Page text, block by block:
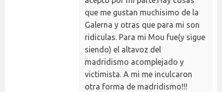
que me gustan muchisimo de la
Galerna y otras que para mi son
ridiculas. Para mi Mou fue(y sigue
siendo) el altavoz del
madridismo acomplejado y
victimista. A mi me inculcaron
otra forma de madridismo!!!